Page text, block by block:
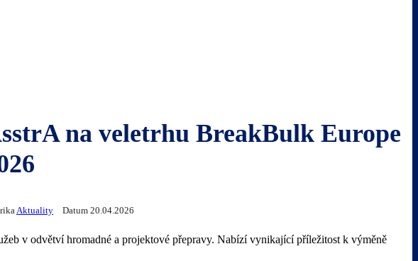
na veletrhu BreakBulk Europe
Aktuality Datum 20.04.2026
v odvětví hromadné a projektové přepravy. Nabízí vynikající příležitost k výměně